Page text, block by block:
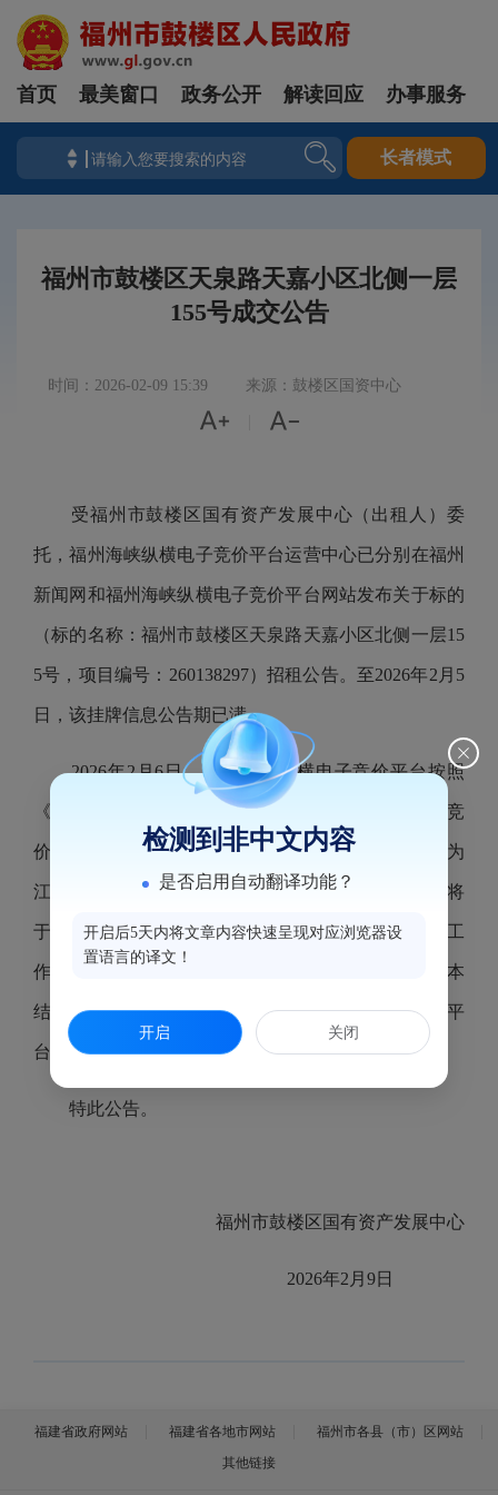
首页 最美窗口 政务公开 解读回应 办事服务
长者模式
福州市鼓楼区天泉路天嘉小区北侧一层
155号成交公告
时间：2026-02-09 15:39 来源：鼓楼区国资中心
 
受福州市鼓楼区国有资产发展中心（出租人）委
托，福州海峡纵横电子竞价平台运营中心已分别在福州
新闻网和福州海峡纵横电子竞价平台网站发布关于标的
（标的名称：福州市鼓楼区天泉路天嘉小区北侧一层15
5号，项目编号：260138297）招租公告。至2026年2月5
日，该挂牌信息公告期已满。
2026年2月6日，福州海峡纵横电子竞价平台按照
《国有资产公开招租办理规程（试行）》组织电子竞
价。最终该标的以租金16809（元/月）成交，承租人为
江桂英，竞价活动已经结束，该项目相关的交割手续将
于近期办理。现将本次竞价结果进行公告，公告5个工
作日（公告期：2026年2月6日-2026年2月12日），对本
结果有异议者请在公告期内向福州海峡纵横电子竞价平
台运营中心署名反映。
特此公告。
福州市鼓楼区国有资产发展中心
2026年2月9日
福建省政府网站 福建省各地市网站
福州市各县（市）区网站
其他链接
检测到非中文内容
是否启用自动翻译功能？
开启后5天内将文章内容快速呈现对应浏览器设
置语言的译文！
开启 关闭